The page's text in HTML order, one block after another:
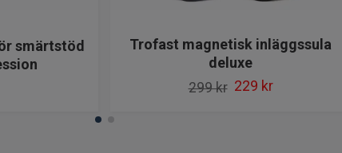
smärtstöd
Trofast magnetisk inläggssula
deluxe
299 kr 229 kr